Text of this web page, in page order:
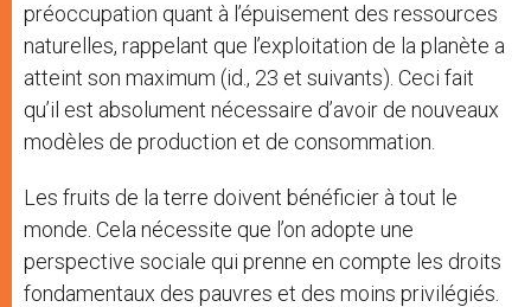
préoccupation quant à l’épuisement des ressources
naturelles, rappelant que l’exploitation de la planète a
atteint son maximum (id., 23 et suivants). Ceci fait
qu’il est absolument nécessaire d’avoir de nouveaux
modèles de production et de consommation.
Les fruits de la terre doivent bénéficier à tout le
monde. Cela nécessite que l’on adopte une
perspective sociale qui prenne en compte les droits
fondamentaux des pauvres et des moins privilégiés.